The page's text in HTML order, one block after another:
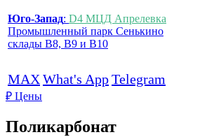
Юго-Запад: D4 МЦД Апрелевка
Промышленный парк Сенькино
склады B8, B9 и B10
MAXWhat's AppTelegram
₽ Цены
Поликарбонат